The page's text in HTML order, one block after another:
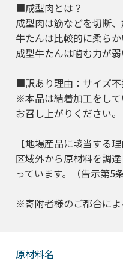
■成型肉とは？
成型肉は筋などを切断
牛たんは比較的に柔ら
成型牛たんは噛む力が
■訳あり理由：サイズ不
※本品は結着加工をして
お召し上がりください。
【地場産品に該当する理
区域外から原材料を調
っています。（告示第5
※寄附者様のご都合によ
原材料名